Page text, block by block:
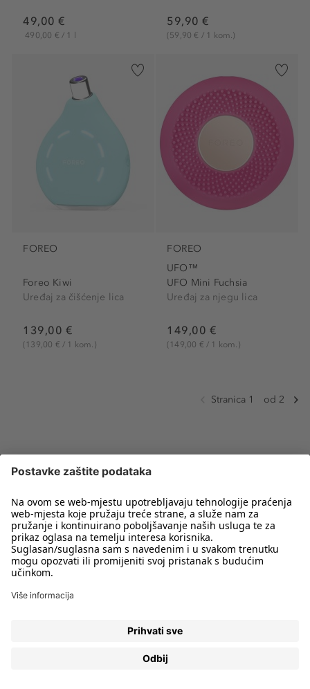
49,00 €
490,00 € / 1 l
59,90 €
(59,90 € / 1 kom.)
FOREO
Foreo Kiwi
Uređaj za čišćenje lica
139,00 €
(139,00 € / 1 kom.)
FOREO
UFO™
UFO Mini Fuchsia
Uređaj za njegu lica
149,00 €
(149,00 € / 1 kom.)
Stranica 1 od 2
Newsletter
Prijavite se odmah kako biste e-mailom primali obavijesti o svim
trendovima i ponudama!
PRIJAVA